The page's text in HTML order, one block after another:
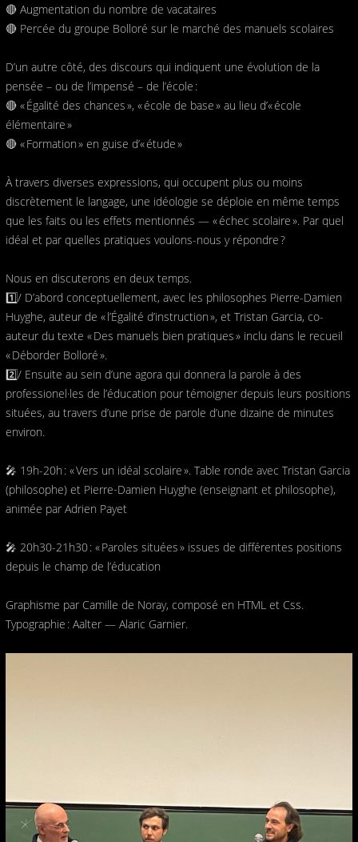
🔴 Augmentation du nombre de vacataires
🔴 Percée du groupe Bolloré sur le marché des manuels scolaires
D’un autre côté, des discours qui indiquent une évolution de la
pensée – ou de l’impensé – de l’école :
🔴 « Égalité des chances », « école de base » au lieu d’« école
élémentaire »
🔴 « Formation » en guise d’« étude »
À travers diverses expressions, qui occupent plus ou moins
discrètement le langage, une idéologie se déploie en même temps
que les faits ou les effets mentionnés — « échec scolaire ». Par quel
idéal et par quelles pratiques voulons-nous y répondre ?
Nous en discuterons en deux temps.
1️⃣/ D’abord conceptuellement, avec les philosophes Pierre-Damien
Huyghe, auteur de « l’Égalité d’instruction », et Tristan Garcia, co-
auteur du texte « Des manuels bien pratiques » inclu dans le recueil
« Déborder Bolloré ».
2️⃣/ Ensuite au sein d’une agora qui donnera la parole à des
professionel·les de l’éducation pour témoigner depuis leurs positions
situées, au travers d’une prise de parole d’une dizaine de minutes
environ.
🎤 19h-20h : « Vers un idéal scolaire ». Table ronde avec Tristan Garcia
(philosophe) et Pierre‑Damien Huyghe (enseignant et philosophe),
animée par Adrien Payet
🎤 20h30-21h30 : « Paroles situées » issues de différentes positions
depuis le champ de l’éducation
Graphisme par Camille de Noray, composé en HTML et Css.
Typographie : Aalter — Alaric Garnier.